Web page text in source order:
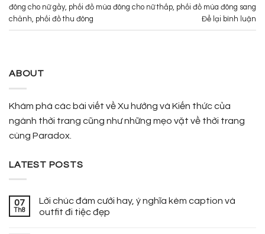
đông cho nữ gầy, phối đồ mùa đông cho nữ thấp, phối đồ mùa đông sang
chảnh, phối đồ thu đông Để lại bình luận
ABOUT
Khám phá các bài viết về Xu hướng và Kiến thức của
ngành thời trang cũng như những mẹo vặt về thời trang
cùng Paradox.
LATEST POSTS
07
Th8
Lời chúc đám cưới hay, ý nghĩa kèm caption và
outfit đi tiệc đẹp